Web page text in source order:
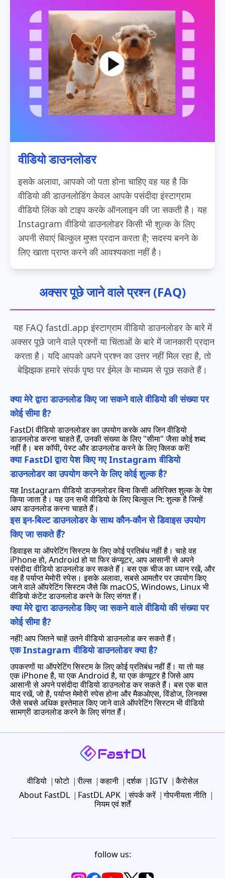
वीडियो डाउनलोडर
इसके अलावा, आपको जो पता होना चाहिए वह यह है कि
वीडियो की डाउनलोडिंग केवल आपके पसंदीदा इंस्टाग्राम
वीडियो लिंक को टाइप करके ऑनलाइन की जा सकती है। यह
Instagram वीडियो डाउनलोडर किसी भी शुल्क के लिए
अपनी सेवाएं बिल्कुल मुफ्त प्रदान करता है; सदस्य बनने के
लिए खाता प्राप्त करने की आवश्यकता नहीं है।
अक्सर पूछे जाने वाले प्रश्न (FAQ)
यह FAQ fastdl.app इंस्टाग्राम वीडियो डाउनलोडर के बारे में
अक्सर पूछे जाने वाले प्रश्नों या चिंताओं के बारे में जानकारी प्रदान
करता है। यदि आपको अपने प्रश्न का उत्तर नहीं मिल रहा है, तो
बेझिझक हमारे संपर्क पृष्ठ पर ईमेल के माध्यम से पूछ सकते हैं।
क्या मेरे द्वारा डाउनलोड किए जा सकने वाले वीडियो की संख्या पर
कोई सीमा है?
FastDl वीडियो डाउनलोडर का उपयोग करके आप जिन वीडियो
डाउनलोड करना चाहते हैं, उनकी संख्या के लिए "सीमा" जैसा कोई शब्द
नहीं है। बस कॉपी, पेस्ट और डाउनलोड करने के लिए क्लिक करें!
क्या FastDl द्वारा पेश किए गए Instagram वीडियो
डाउनलोडर का उपयोग करने के लिए कोई शुल्क है?
यह Instagram वीडियो डाउनलोडर बिना किसी अतिरिक्त शुल्क के पेश
किया जाता है। यह उन सभी वीडियो के लिए बिल्कुल नि: शुल्क है जिन्हें
आप डाउनलोड करना चाहते हैं।
इस इन-बिल्ट डाउनलोडर के साथ कौन-कौन से डिवाइस उपयोग
किए जा सकते हैं?
डिवाइस या ऑपरेटिंग सिस्टम के लिए कोई प्रतिबंध नहीं है। चाहे वह
iPhone हो, Android हो या फिर कंप्यूटर, आप आसानी से अपने
पसंदीदा वीडियो डाउनलोड कर सकते हैं। बस एक चीज का ध्यान रखें, और
वह है पर्याप्त मेमोरी स्पेस। इसके अलावा, सबसे आमतौर पर उपयोग किए
जाने वाले ऑपरेटिंग सिस्टम जैसे कि macOS, Windows, Linux भी
वीडियो कंटेंट डाउनलोड करने के लिए संगत हैं।
क्या मेरे द्वारा डाउनलोड किए जा सकने वाले वीडियो की संख्या पर
कोई सीमा है?
नहीं! आप जितने चाहें उतने वीडियो डाउनलोड कर सकते हैं।
एक Instagram वीडियो डाउनलोडर क्या है?
उपकरणों या ऑपरेटिंग सिस्टम के लिए कोई प्रतिबंध नहीं हैं। या तो यह
एक iPhone है, या एक Android है, या एक कंप्यूटर है जिसे आप
आसानी से अपने पसंदीदा वीडियो डाउनलोड कर सकते हैं। बस एक बात
याद रखें, जो है, पर्याप्त मेमोरी स्पेस होना और मैकओएस, विंडोज, लिनक्स
जैसे सबसे अधिक इस्तेमाल किए जाने वाले ऑपरेटिंग सिस्टम भी वीडियो
सामग्री डाउनलोड करने के लिए संगत हैं।
वीडियो फोटो रील्स कहानी दर्शक IGTV
कैरोसेल
About FastDL
FastDL APK संपर्क करें
गोपनीयता नीति
नियम एवं शर्तें
follow us: